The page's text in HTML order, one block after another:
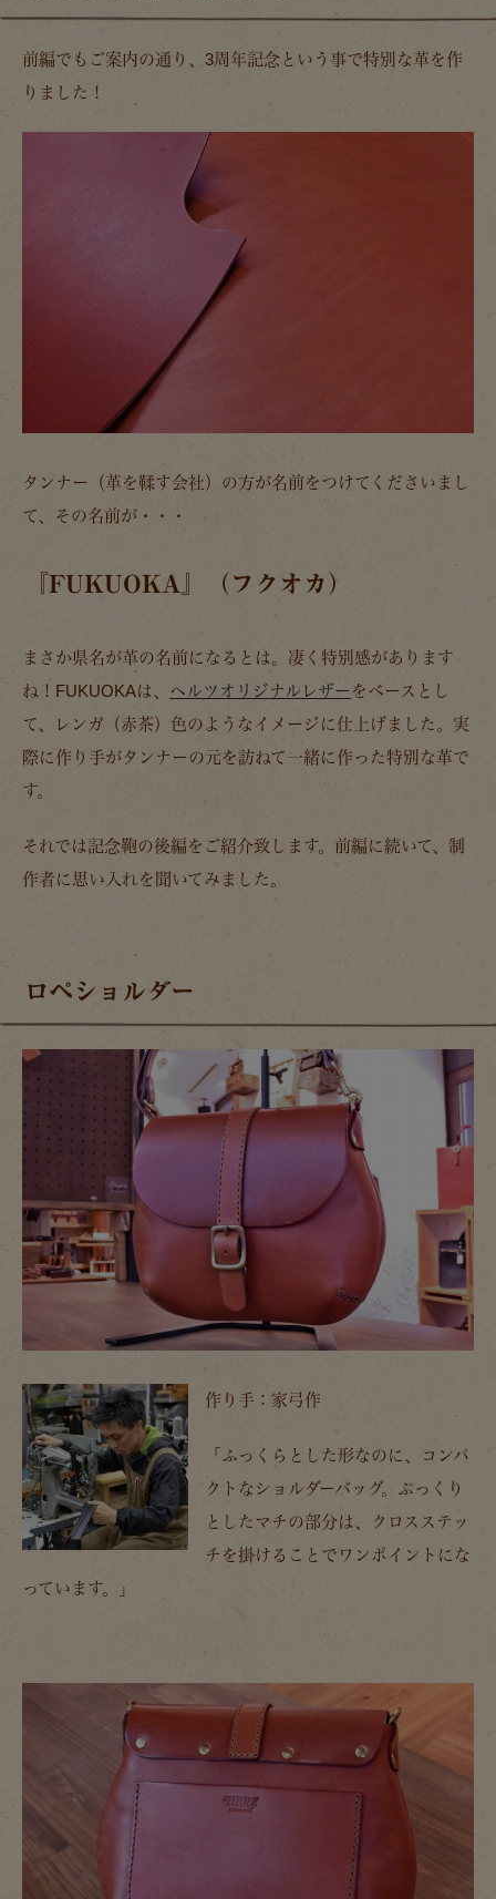
前編でもご案内の通り、3周年記念という事で特別な革を作
りました！
タンナー（革を鞣す会社）の方が名前をつけてくださいまし
て、その名前が・・・
『FUKUOKA』（フクオカ）
まさか県名が革の名前になるとは。凄く特別感があります
ね！FUKUOKAは、 ヘルツオリジナルレザーをベースとし
て、レンガ（赤茶）色のようなイメージに仕上げました。実
際に作り手がタンナーの元を訪ねて一緒に作った特別な革で
す。
それでは記念鞄の後編をご紹介致します。前編に続いて、制
作者に思い入れを聞いてみました。
ロペショルダー
作り手：家弓作
「ふっくらとした形なのに、コンパ
クトなショルダーバッグ。ぷっくり
としたマチの部分は、クロスステッ
チを掛けることでワンポイントにな
っています。」